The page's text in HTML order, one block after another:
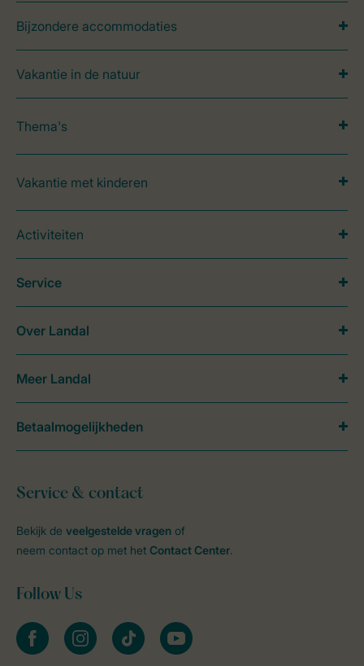
Bijzondere accommodaties
Vakantie in de natuur
Thema's
Vakantie met kinderen
Activiteiten
Service & contact
Bekijk de veelgestelde vragen of
neem contact op met het Contact Center.
Follow Us
facebookinstagramtiktok youtube
Service
Over Landal
Meer Landal
Betaalmogelijkheden